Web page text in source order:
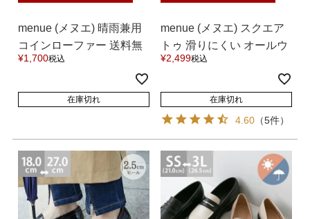
menue (メヌエ) 晴雨兼用
コインローファー 送料無
料
¥1,700税込
在庫切れ
menue (メヌエ) スクエア
トゥ 滑りにくい オールウ
ェザーブーツ 送料無料
¥2,499税込
在庫切れ
4.60 （5件）